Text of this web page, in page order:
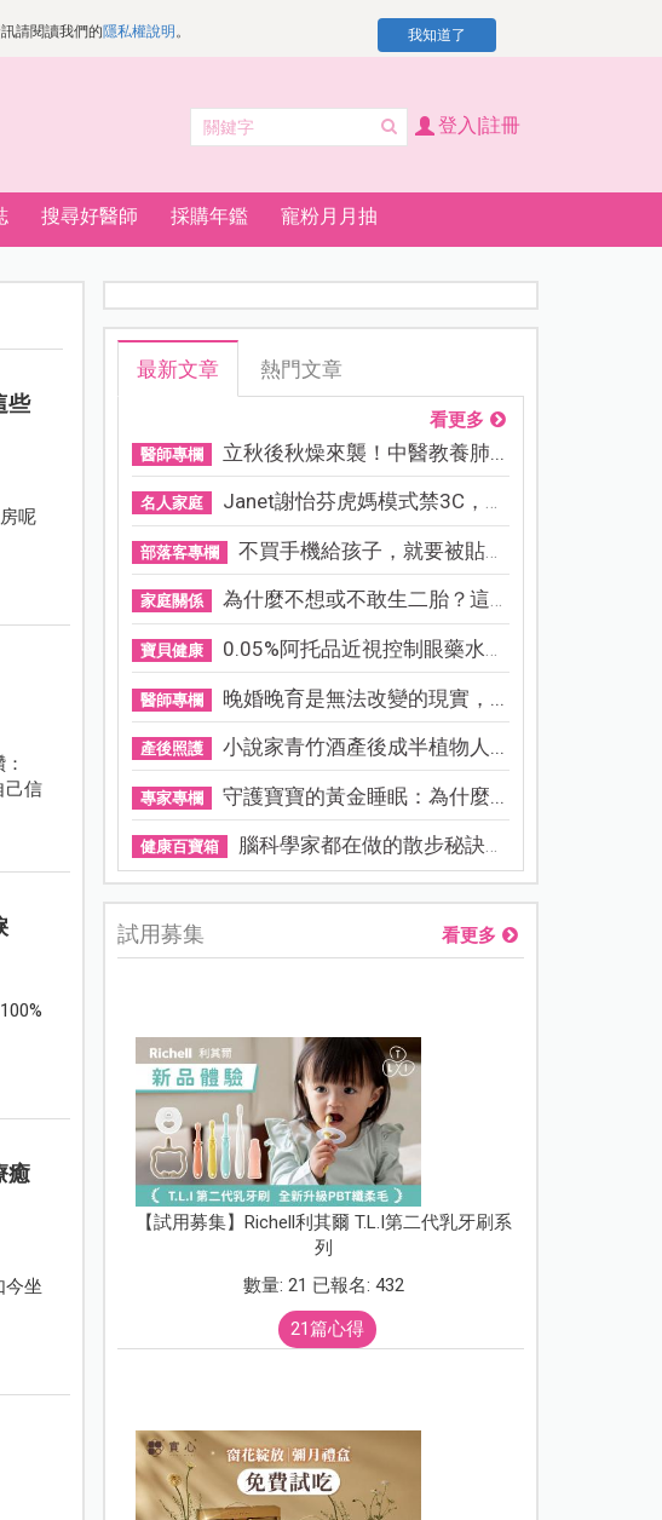
請閱讀我們的隱私權說明 。 我知道了
登入|註冊
搜尋好醫師 採購年鑑 寵粉月月抽
些
呢
己信
癒
今坐
最新文章 熱門文章
看更多
醫師專欄 立秋後秋燥來襲！中醫教養肺...
名人家庭 Janet謝怡芬虎媽模式禁3C，看...
部落客專欄 不買手機給孩子，就要被貼「...
家庭關係 為什麼不想或不敢生二胎？這8...
寶貝健康 0.05%阿托品近視控制眼藥水納...
醫師專欄 晚婚晚育是無法改變的現實，...
產後照護 小說家青竹酒產後成半植物人...
專家專欄 守護寶寶的黃金睡眠：為什麼...
健康百寶箱 腦科學家都在做的散步秘訣！...
試用募集 看更多
【試用募集】Richell利其爾 T.L.I第二代乳牙刷系
列
數量: 21 已報名: 432
21篇心得